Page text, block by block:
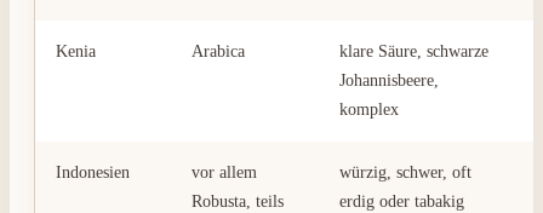
Kenia Arabica
klare Säure, schwarze
Johannisbeere,
komplex
Indonesien
vor allem
Robusta, teils
würzig, schwer, oft
erdig oder tabakig